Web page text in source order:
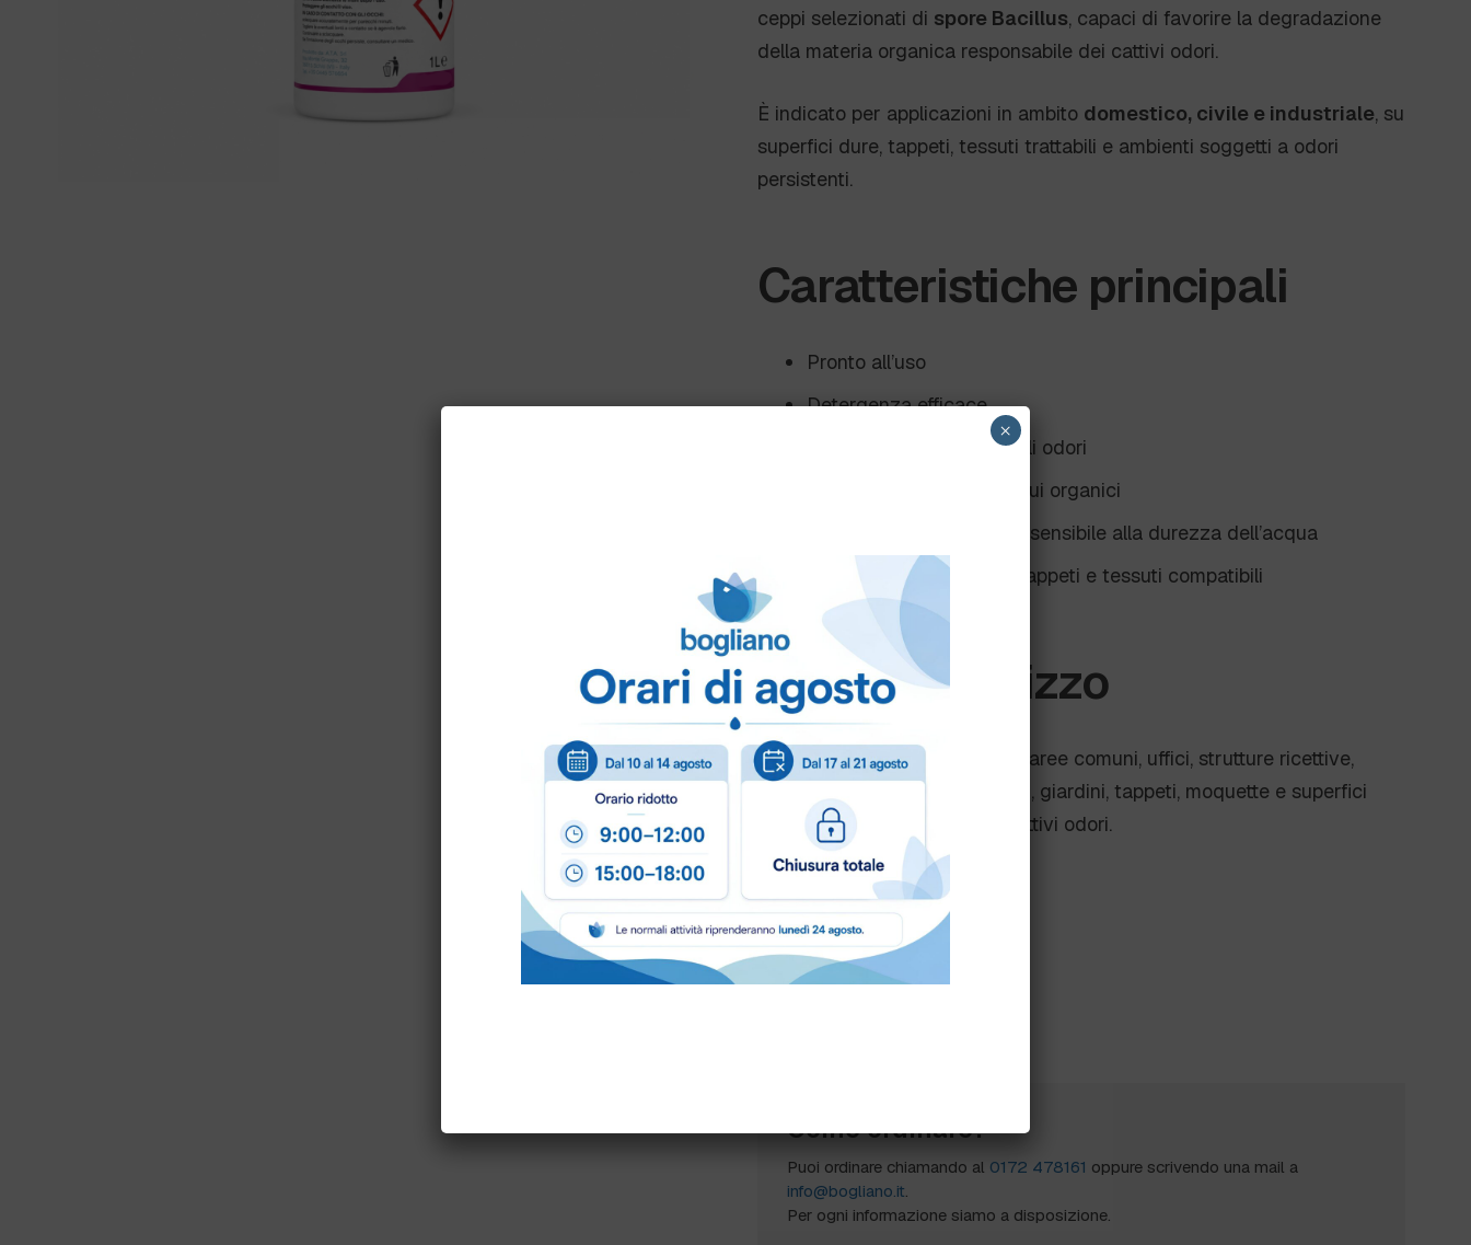
ceppi selezionati di spore Bacillus, capaci di favorire la degradazione
della materia organica responsabile dei cattivi odori.
È indicato per applicazioni in ambito domestico, civile e industriale, su
superfici dure, tappeti, tessuti trattabili e ambienti soggetti a odori
persistenti.
Caratteristiche principali
Pronto all’uso
Detergenza efficace
Controllo prolungato degli odori
Azione biologica su residui organici
Formula versatile e poco sensibile alla durezza dell’acqua
Adatto a superfici dure, tappeti e tessuti compatibili
Campi di utilizzo
Ideale per ambienti domestici, aree comuni, uffici, strutture ricettive,
ambienti con animali domestici, giardini, tappeti, moquette e superfici
soggette alla formazione di cattivi odori.
Formato
Come ordinare?
Puoi ordinare chiamando al 0172 478161 oppure scrivendo una mail a
info@bogliano.it.
Per ogni informazione siamo a disposizione.
×